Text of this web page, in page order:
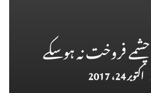
فروخت نہ ہو سکے
اکتوبر 24، 2017